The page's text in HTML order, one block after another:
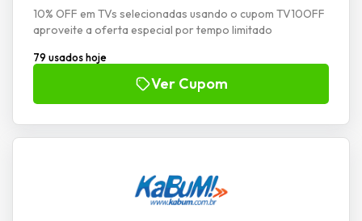
10% OFF em TVs selecionadas usando o cupom TV10OFF
aproveite a oferta especial por tempo limitado
79 usados hoje
Ver Cupom